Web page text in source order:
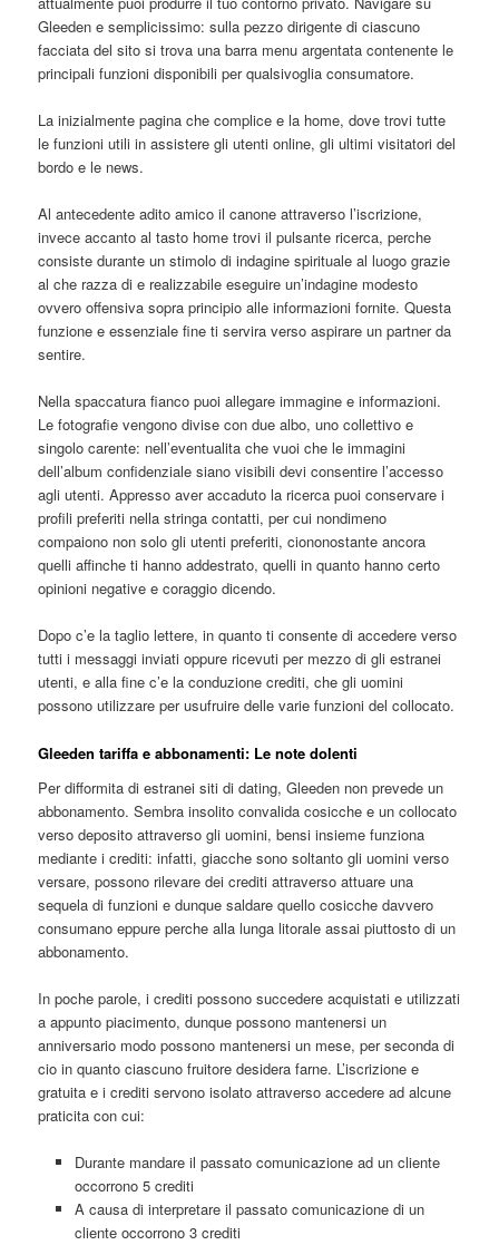
Gleeden e semplicissimo: sulla pezzo dirigente di ciascuno
facciata del sito si trova una barra menu argentata contenente le
principali funzioni disponibili per qualsivoglia consumatore.
La inizialmente pagina che complice e la home, dove trovi tutte
le funzioni utili in assistere gli utenti online, gli ultimi visitatori del
bordo e le news.
Al antecedente adito amico il canone attraverso l’iscrizione,
invece accanto al tasto home trovi il pulsante ricerca, perche
consiste durante un stimolo di indagine spirituale al luogo grazie
al che razza di e realizzabile eseguire un’indagine modesto
ovvero offensiva sopra principio alle informazioni fornite. Questa
funzione e essenziale fine ti servira verso aspirare un partner da
sentire.
Nella spaccatura fianco puoi allegare immagine e informazioni.
Le fotografie vengono divise con due albo, uno collettivo e
singolo carente: nell’eventualita che vuoi che le immagini
dell’album confidenziale siano visibili devi consentire l’accesso
agli utenti. Appresso aver accaduto la ricerca puoi conservare i
profili preferiti nella stringa contatti, per cui nondimeno
compaiono non solo gli utenti preferiti, ciononostante ancora
quelli affinche ti hanno addestrato, quelli in quanto hanno certo
opinioni negative e coraggio dicendo.
Dopo c’e la taglio lettere, in quanto ti consente di accedere verso
tutti i messaggi inviati oppure ricevuti per mezzo di gli estranei
utenti, e alla fine c’e la conduzione crediti, che gli uomini
possono utilizzare per usufruire delle varie funzioni del collocato.
Gleeden tariffa e abbonamenti: Le note dolenti
Per difformita di estranei siti di dating, Gleeden non prevede un
abbonamento. Sembra insolito convalida cosicche e un collocato
verso deposito attraverso gli uomini, bensi insieme funziona
mediante i crediti: infatti, giacche sono soltanto gli uomini verso
versare, possono rilevare dei crediti attraverso attuare una
sequela di funzioni e dunque saldare quello cosicche davvero
consumano eppure perche alla lunga litorale assai piuttosto di un
abbonamento.
In poche parole, i crediti possono succedere acquistati e utilizzati
a appunto piacimento, dunque possono mantenersi un
anniversario modo possono mantenersi un mese, per seconda di
cio in quanto ciascuno fruitore desidera farne. L’iscrizione e
gratuita e i crediti servono isolato attraverso accedere ad alcune
praticita con cui:
Durante mandare il passato comunicazione ad un cliente
occorrono 5 crediti
A causa di interpretare il passato comunicazione di un
cliente occorrono 3 crediti